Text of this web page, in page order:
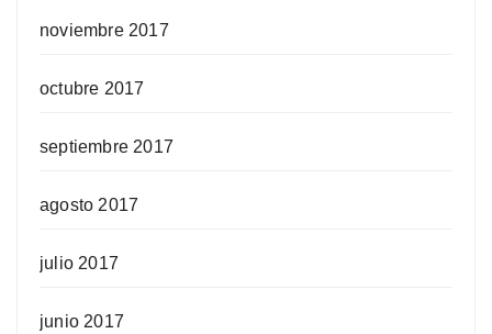
noviembre 2017
octubre 2017
septiembre 2017
agosto 2017
julio 2017
junio 2017